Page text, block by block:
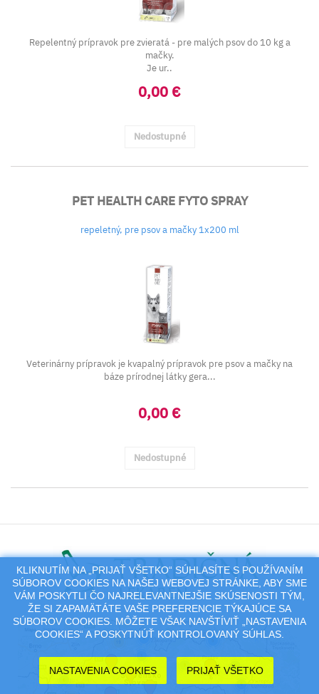
Repelentný prípravok pre zvieratá - pre malých psov do 10 kg a
mačky.
Je ur..
0,00 €
Nedostupné
PET HEALTH CARE FYTO SPRAY
repeletný, pre psov a mačky 1x200 ml
Veterinárny prípravok je kvapalný prípravok pre psov a mačky na
báze prírodnej látky gera...
0,00 €
Nedostupné
KLIKNUTÍM NA „PRIJAŤ VŠETKO“ SÚHLASÍTE S POUŽÍVANÍM
SÚBOROV COOKIES NA NAŠEJ WEBOVEJ STRÁNKE, ABY SME
VÁM POSKYTLI ČO NAJRELEVANTNEJŠIE SKÚSENOSTI TÝM,
ŽE SI ZAPAMÄTÁTE VAŠE PREFERENCIE TÝKAJÚCE SA
SÚBOROV COOKIES. MÔŽETE VŠAK NAVŠTÍVIŤ „NASTAVENIA
COOKIES“ A POSKYTNÚŤ KONTROLOVANÝ SÚHLAS.
NASTAVENIA COOKIES PRIJAŤ VŠETKO